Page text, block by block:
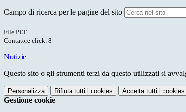
Campo di ricerca per le pagine del sito
File PDF
Contatore click: 8
Notizie
Questo sito o gli strumenti terzi da questo utilizzati si
Personalizza Rifiuta tutti i cookies Accetta tutti i cookies
Gestione cookie